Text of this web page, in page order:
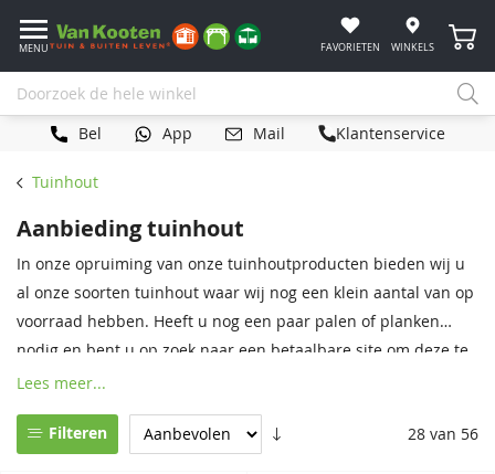
MENU FAVORIETEN WINKELS
Bel App Mail Klantenservice
Tuinhout
Aanbieding tuinhout
In onze opruiming van onze tuinhoutproducten bieden wij u
al onze soorten tuinhout waar wij nog een klein aantal van op
voorraad hebben. Heeft u nog een paar palen of planken
nodig en bent u op zoek naar een betaalbare site om deze te
bestellen? De opruiming van Van Kooten heeft tuinhout voor
houtproducten of heeft u specifieke wensen? Vraag dan
Lees meer...
Filteren 28 van 56